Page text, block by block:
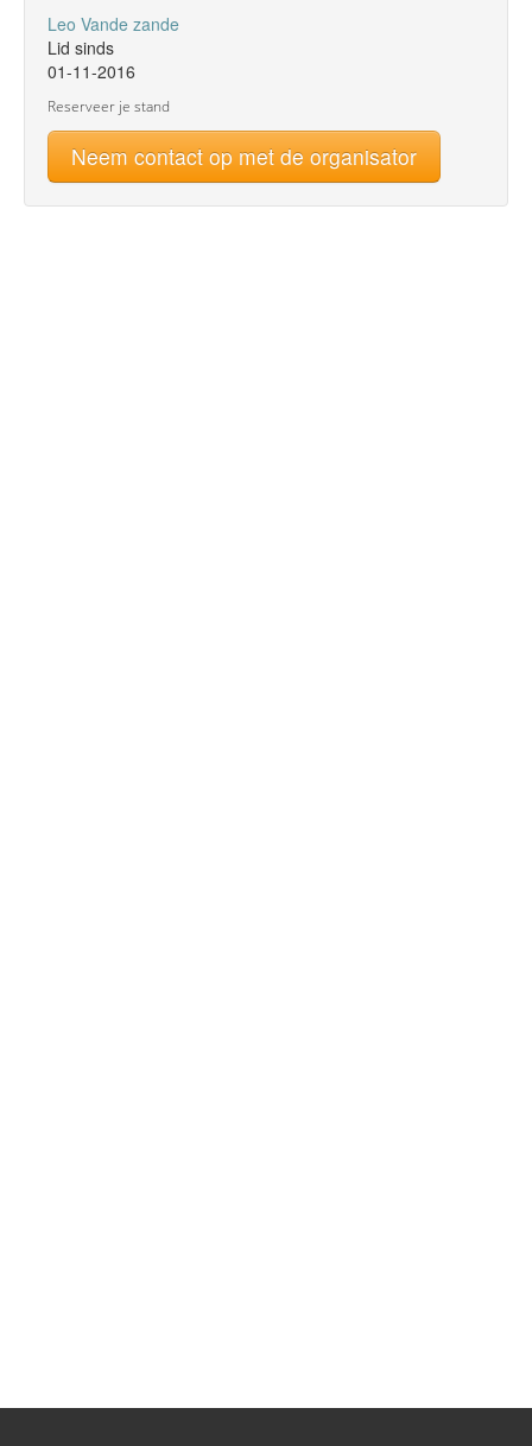
Leo Vande zande
Lid sinds
01-11-2016
Reserveer je stand
Neem contact op met de organisator